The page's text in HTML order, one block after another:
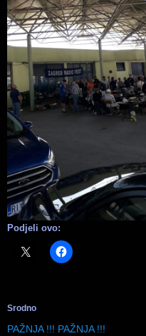
Podjeli ovo:
Srodno
PAŽNJA !!! PAŽNJA !!!